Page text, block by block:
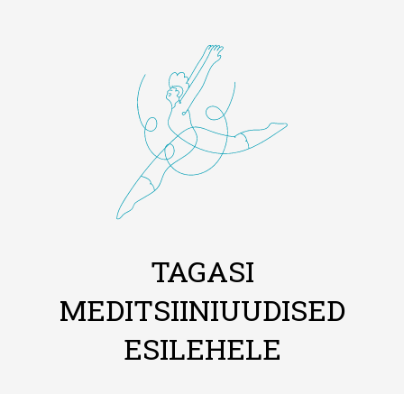
TAGASI
MEDITSIINIUUDISED
ESILEHELE